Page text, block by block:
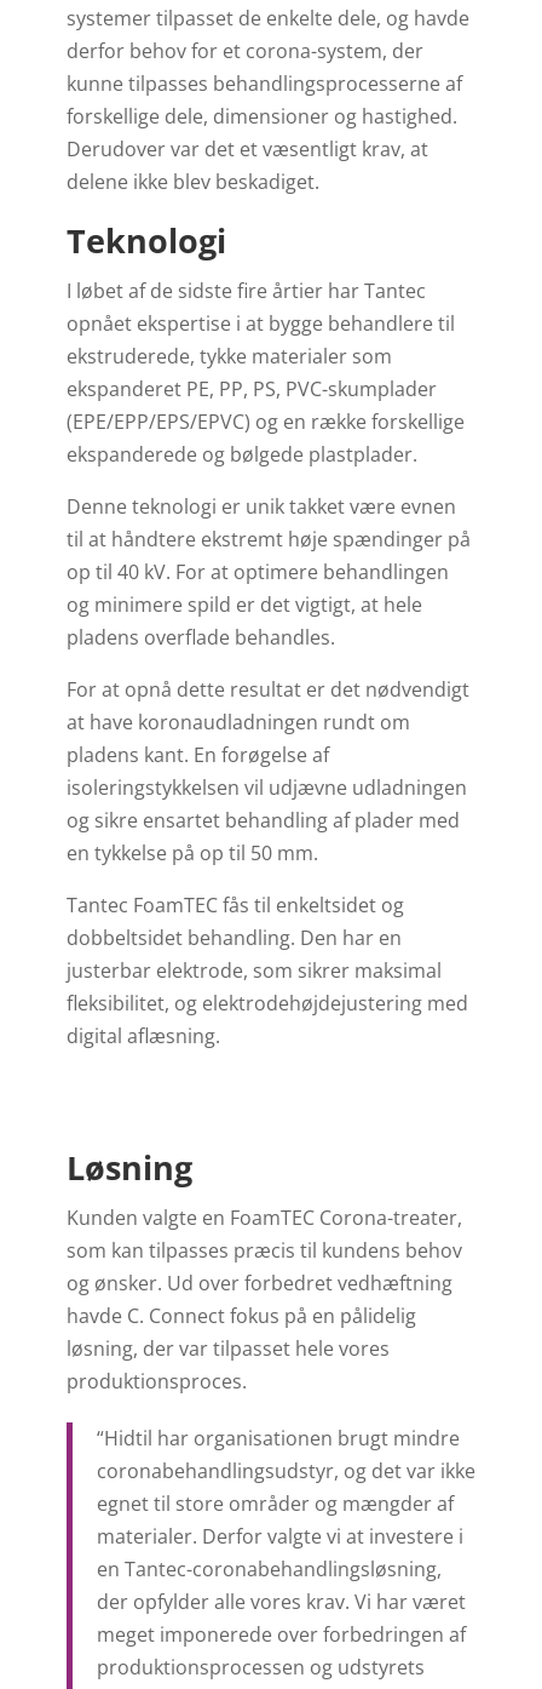
systemer tilpasset de enkelte dele, og havde
derfor behov for et corona-system, der
kunne tilpasses behandlingsprocesserne af
forskellige dele, dimensioner og hastighed.
Derudover var det et væsentligt krav, at
delene ikke blev beskadiget.
Teknologi
I løbet af de sidste fire årtier har Tantec
opnået ekspertise i at bygge behandlere til
ekstruderede, tykke materialer som
ekspanderet PE, PP, PS, PVC-skumplader
(EPE/EPP/EPS/EPVC) og en række forskellige
ekspanderede og bølgede plastplader.
Denne teknologi er unik takket være evnen
til at håndtere ekstremt høje spændinger på
op til 40 kV. For at optimere behandlingen
og minimere spild er det vigtigt, at hele
pladens overflade behandles.
For at opnå dette resultat er det nødvendigt
at have koronaudladningen rundt om
pladens kant. En forøgelse af
isoleringstykkelsen vil udjævne udladningen
og sikre ensartet behandling af plader med
en tykkelse på op til 50 mm.
Tantec FoamTEC fås til enkeltsidet og
dobbeltsidet behandling. Den har en
justerbar elektrode, som sikrer maksimal
fleksibilitet, og elektrodehøjdejustering med
digital aflæsning.
Løsning
Kunden valgte en FoamTEC Corona-treater,
som kan tilpasses præcis til kundens behov
og ønsker. Ud over forbedret vedhæftning
havde C. Connect fokus på en pålidelig
løsning, der var tilpasset hele vores
produktionsproces.
“Hidtil har organisationen brugt mindre
coronabehandlingsudstyr, og det var ikke
egnet til store områder og mængder af
materialer. Derfor valgte vi at investere i
en Tantec-coronabehandlingsløsning,
der opfylder alle vores krav. Vi har været
meget imponerede over forbedringen af
produktionsprocessen og udstyrets